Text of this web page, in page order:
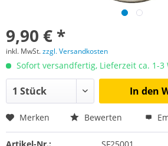
9,90 € *
inkl. MwSt.zzgl. Versandkosten
Sofort versandfertig, Lieferzeit ca. 1-3
In den
Merken Bewerten